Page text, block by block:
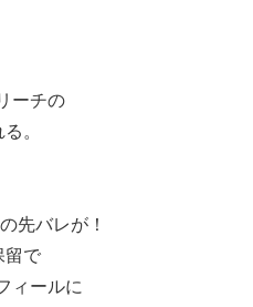
ーチの
。
先バレが！
留で
ィールに